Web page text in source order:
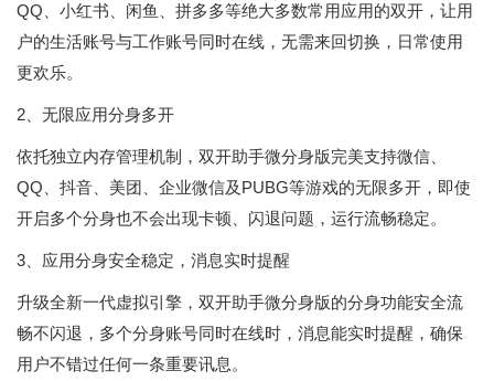
QQ、小红书、闲鱼、拼多多等绝大多数常用应用的双开，让用
户的生活账号与工作账号同时在线，无需来回切换，日常使用
更欢乐。
2、无限应用分身多开
依托独立内存管理机制，双开助手微分身版完美支持微信、
QQ、抖音、美团、企业微信及PUBG等游戏的无限多开，即使
开启多个分身也不会出现卡顿、闪退问题，运行流畅稳定。
3、应用分身安全稳定，消息实时提醒
升级全新一代虚拟引擎，双开助手微分身版的分身功能安全流
畅不闪退，多个分身账号同时在线时，消息能实时提醒，确保
用户不错过任何一条重要讯息。